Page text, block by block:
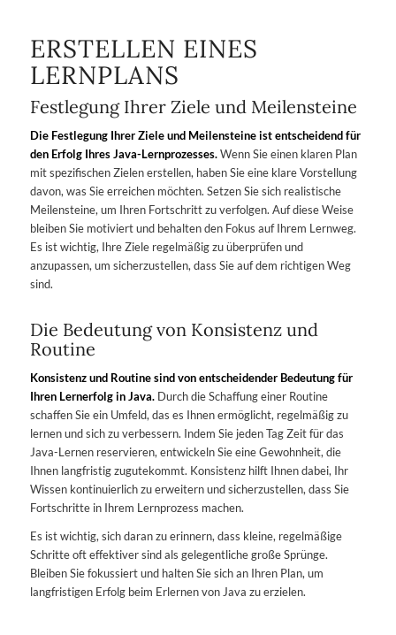
ERSTELLEN EINES
LERNPLANS
Festlegung Ihrer Ziele und Meilensteine
Die Festlegung Ihrer Ziele und Meilensteine ist entscheidend für
den Erfolg Ihres Java-Lernprozesses.Wenn Sie einen klaren Plan
mit spezifischen Zielen erstellen, haben Sie eine klare Vorstellung
davon, was Sie erreichen möchten. Setzen Sie sich realistische
Meilensteine, um Ihren Fortschritt zu verfolgen. Auf diese Weise
bleiben Sie motiviert und behalten den Fokus auf Ihrem Lernweg.
Es ist wichtig, Ihre Ziele regelmäßig zu überprüfen und
anzupassen, um sicherzustellen, dass Sie auf dem richtigen Weg
sind.
Die Bedeutung von Konsistenz und
Routine
Konsistenz und Routine sind von entscheidender Bedeutung für
Ihren Lernerfolg in Java.Durch die Schaffung einer Routine
schaffen Sie ein Umfeld, das es Ihnen ermöglicht, regelmäßig zu
lernen und sich zu verbessern. Indem Sie jeden Tag Zeit für das
Java-Lernen reservieren, entwickeln Sie eine Gewohnheit, die
Ihnen langfristig zugutekommt. Konsistenz hilft Ihnen dabei, Ihr
Wissen kontinuierlich zu erweitern und sicherzustellen, dass Sie
Fortschritte in Ihrem Lernprozess machen.
Es ist wichtig, sich daran zu erinnern, dass kleine, regelmäßige
Schritte oft effektiver sind als gelegentliche große Sprünge.
Bleiben Sie fokussiert und halten Sie sich an Ihren Plan, um
langfristigen Erfolg beim Erlernen von Java zu erzielen.